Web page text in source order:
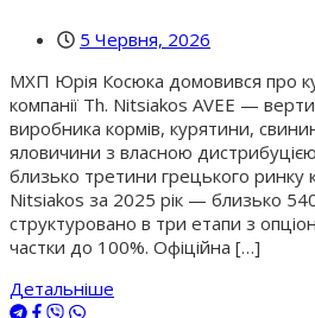
5 Червня, 2026
МХП Юрія Косюка домовився про
компанії Th. Nitsiakos AVEE —
виробника кормів, курятини,
яловичини з власною
близько третини грецького ринку
Nitsiakos за 2025 рік — близько
структуровано в три етапи з
частки до 100%. Офіційна […]
Детальніше